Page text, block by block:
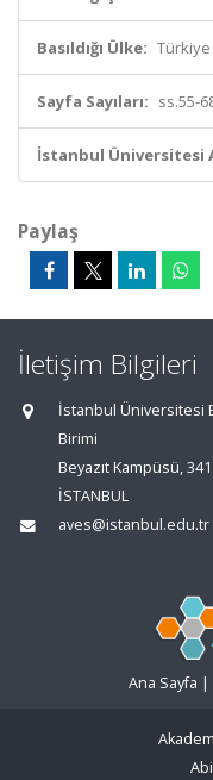
Basıldığı Ülke: Türkiye
Sayfa Sayıları: ss.55-
İstanbul Üniversitesi
Paylaş
İletişim Bilgileri
İstanbul Üniversitesi
Birimi
Beyazıt Kampüsü,
İSTANBUL
aves@istanbul.edu.tr
Ana Sayfa |